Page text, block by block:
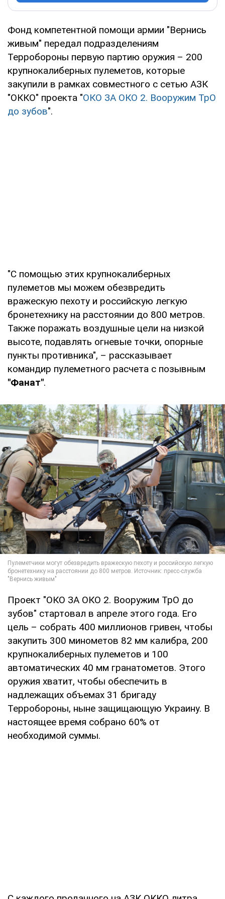
Фонд компетентной помощи армии "Вернись
живым" передал подразделениям
Терробороны первую партию оружия – 200
крупнокалиберных пулеметов, которые
закупили в рамках совместного с сетью АЗК
"ОККО" проекта "ОКО ЗА ОКО 2. Вооружим ТрО
до зубов".
"С помощью этих крупнокалиберных
пулеметов мы можем обезвредить
вражескую пехоту и российскую легкую
бронетехнику на расстоянии до 800 метров.
Также поражать воздушные цели на низкой
высоте, подавлять огневые точки, опорные
пункты противника", – рассказывает
командир пулеметного расчета с позывным
"Фанат".
Проект "ОКО ЗА ОКО 2. Вооружим ТрО до
зубов" стартовал в апреле этого года. Его
цель – собрать 400 миллионов гривен, чтобы
закупить 300 минометов 82 мм калибра, 200
крупнокалиберных пулеметов и 100
автоматических 40 мм гранатометов. Этого
оружия хватит, чтобы обеспечить в
надлежащих объемах 31 бригаду
Терробороны, ныне защищающую Украину. В
настоящее время собрано 60% от
необходимой суммы.